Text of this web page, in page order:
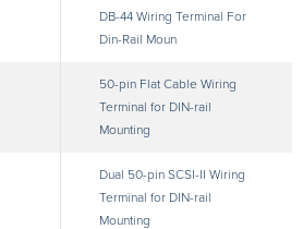
DB-44 Wiring Terminal For
Din-Rail Moun
50-pin Flat Cable Wiring
Terminal for DIN-rail
Mounting
Dual 50-pin SCSI-II Wiring
Terminal for DIN-rail
Mounting